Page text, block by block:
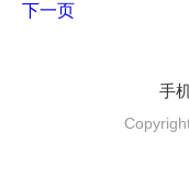
下一页
手